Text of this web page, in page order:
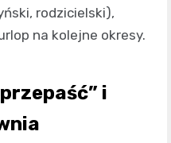
rodzicielski),
na kolejne okresy.
i